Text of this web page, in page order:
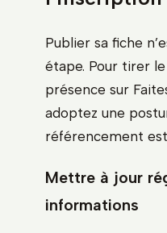
Publier sa fiche
étape. Pour tirer
présence sur
adoptez une
référencement
Mettre à jour
informations